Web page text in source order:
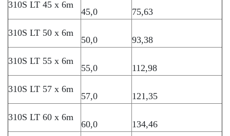
310S LT 45 x 6m
45,0 75,63
310S LT 50 x 6m
50,0 93,38
310S LT 55 x 6m
55,0 112,98
310S LT 57 x 6m
57,0 121,35
310S LT 60 x 6m
60,0 134,46